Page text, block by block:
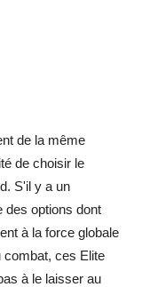
de la même
de choisir le
S'il y a un
des options dont
à la force globale
combat, ces Elite
à le laisser au